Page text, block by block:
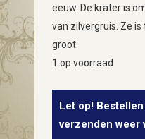
eeuw. De krater is
van zilvergruis. Ze is
groot.
1 op voorraad
Let op!
verzenden weer